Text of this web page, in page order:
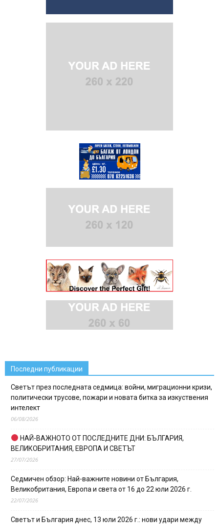
Последни публикации
Светът през последната седмица: войни, миграционни кризи,
политически трусове, пожари и новата битка за изкуствения
интелект
06/08/2026
НАЙ-ВАЖНОТО ОТ ПОСЛЕДНИТЕ ДНИ: БЪЛГАРИЯ,
ВЕЛИКОБРИТАНИЯ, ЕВРОПА И СВЕТЪТ
27/07/2026
Седмичен обзор: Най-важните новини от България,
Великобритания, Европа и света от 16 до 22 юли 2026 г.
22/07/2026
Светът и България днес, 13 юли 2026 г.: нови удари между